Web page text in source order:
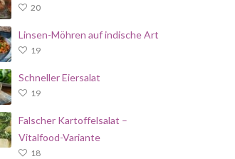
20
Linsen-Möhren auf indische Art
19
Schneller Eiersalat
19
Falscher Kartoffelsalat –
Vitalfood-Variante
18